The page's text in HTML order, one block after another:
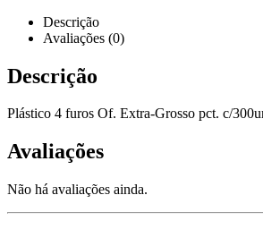
Descrição
Avaliações (0)
Descrição
Plástico 4 furos Of. Extra-Grosso pct. c/
Avaliações
Não há avaliações ainda.